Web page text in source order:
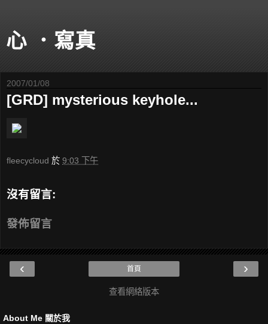
心 ．寫真
2007/01/08
[GRD] mysterious keyhole...
fleecycloud 於 9:03 下午
沒有留言:
發佈留言
‹ ›
首頁
查看網絡版本
About Me 關於我